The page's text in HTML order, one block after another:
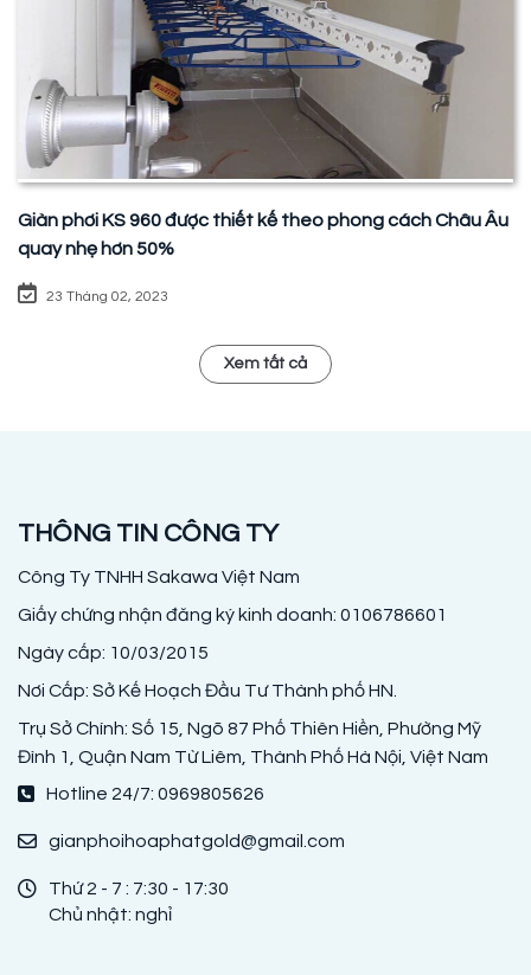
Giàn phơi KS 960 được thiết kế theo phong cách Châu Âu
quay nhẹ hơn 50%
23 Tháng 02, 2023
Xem tất cả
THÔNG TIN CÔNG TY
Công Ty TNHH Sakawa Việt Nam
Giấy chứng nhận đăng ký kinh doanh: 0106786601
Ngày cấp: 10/03/2015
Nơi Cấp: Sở Kế Hoạch Đầu Tư Thành phố HN.
Trụ Sở Chính: Số 15, Ngõ 87 Phố Thiên Hiền, Phường Mỹ
Đình 1, Quận Nam Từ Liêm, Thành Phố Hà Nội, Việt Nam
Hotline 24/7: 0969805626
gianphoihoaphatgold@gmail.com
Thứ 2 - 7 : 7:30 - 17:30
Chủ nhật: nghỉ